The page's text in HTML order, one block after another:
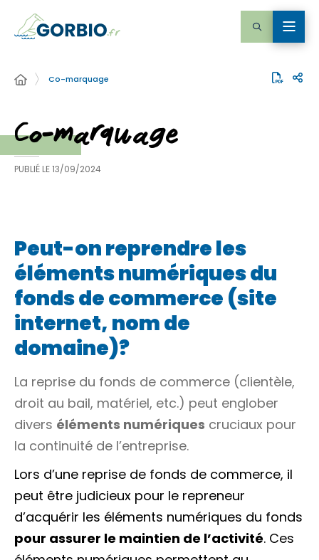
Co-marquage
Co-marquage
PUBLIÉ LE13/09/2024
Peut-on reprendre les
éléments numériques du
fonds de commerce (site
internet, nom de
domaine)?
La reprise du fonds de commerce (clientèle,
droit au bail, matériel, etc.) peut englober
divers éléments numériques cruciaux pour
la continuité de l’entreprise.
Lors d’une reprise de fonds de commerce, il
peut être judicieux pour le repreneur
d’acquérir les éléments numériques du fonds
pour assurer le maintien de l’activité. Ces